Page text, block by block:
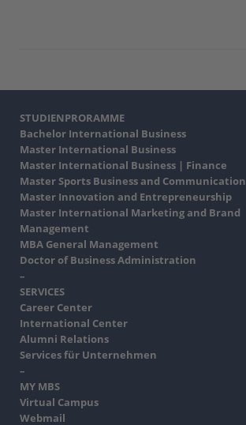
STUDIENPRORAMME
Bachelor International Business
Master International Business
Master International Business | Finance
Master Sports Business and Communication
Master Innovation and Entrepreneurship
Master International Marketing and Brand
Management
MBA General Management
Doctor of Business Administration
–
SERVICES
Career Center
International Center
Alumni Relations
Services für Unternehmen
–
MY MBS
Virtual Campus
Webmail